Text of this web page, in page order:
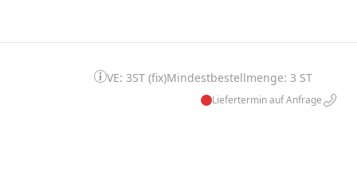
VE: 3ST (fix)Mindestbestellmenge: 3 ST
Liefertermin auf Anfrage